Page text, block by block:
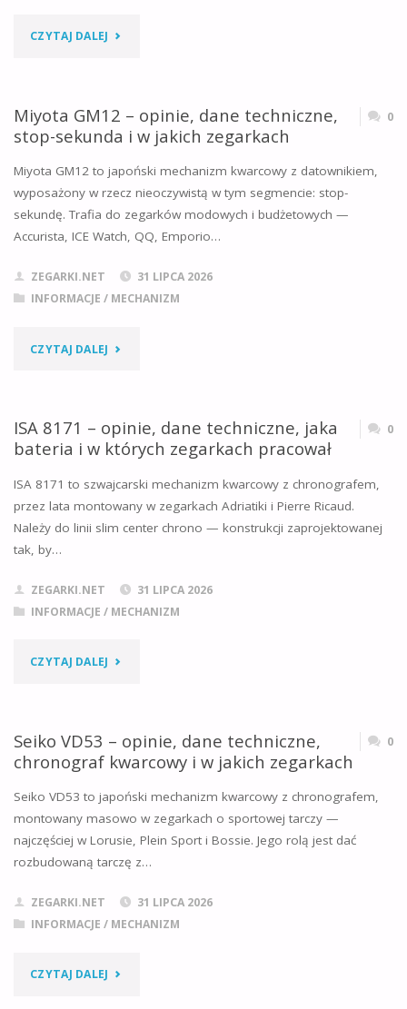
CZYTAJ DALEJ "MIYOTA
–
OPINIE,
DANE
TECHNICZNE,
W
ZEGARKACH"
Miyota GM12 – opinie, dane techniczne,
stop-sekunda i w jakich zegarkach
0
Miyota GM12 to japoński mechanizm kwarcowy z datownikiem,
wyposażony w rzecz nieoczywistą w tym segmencie: stop-
sekundę. Trafia do zegarków modowych i budżetowych —
Accurista, ICE Watch, QQ, Emporio…
ZEGARKI.NET
31 LIPCA 2026
INFORMACJE / MECHANIZM
CZYTAJ DALEJ "MIYOTA
OPINIE,
DANE
TECHNICZNE,
ZEGARKACH"
ISA 8171 – opinie, dane techniczne, jaka
bateria i w których zegarkach pracował
0
ISA 8171 to szwajcarski mechanizm kwarcowy z chronografem,
przez lata montowany w zegarkach Adriatiki i Pierre Ricaud.
Należy do linii slim center chrono — konstrukcji zaprojektowanej
tak, by…
ZEGARKI.NET
31 LIPCA 2026
INFORMACJE / MECHANIZM
CZYTAJ DALEJ "ISA
OPINIE,
DANE
TECHNICZNE,
Seiko VD53 – opinie, dane techniczne,
chronograf kwarcowy i w jakich zegarkach
0
Seiko VD53 to japoński mechanizm kwarcowy z chronografem,
montowany masowo w zegarkach o sportowej tarczy —
najczęściej w Lorusie, Plein Sport i Bossie. Jego rolą jest dać
rozbudowaną tarczę z…
ZEGARKI.NET
31 LIPCA 2026
INFORMACJE / MECHANIZM
CZYTAJ DALEJ "SEIKO